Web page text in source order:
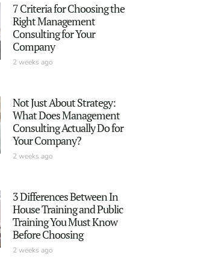
7 Criteria for Choosing the
Right Management
Consulting for Your
Company
2 weeks ago
Not Just About Strategy:
What Does Management
Consulting Actually Do for
Your Company?
2 weeks ago
3 Differences Between In
House Training and Public
Training You Must Know
Before Choosing
2 weeks ago